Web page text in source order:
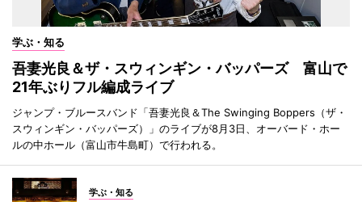
学ぶ・知る
吾妻光良＆ザ・スウィンギン・バッパーズ 富山で
21年ぶりフル編成ライブ
ジャンプ・ブルースバンド「吾妻光良＆The Swinging Boppers（ザ・
スウィンギン・バッパーズ）」のライブが8月3日、オーバード・ホー
ルの中ホール（富山市牛島町）で行われる。
学ぶ・知る